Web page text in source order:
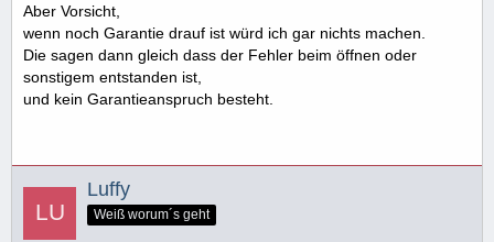
Aber Vorsicht,
wenn noch Garantie drauf ist würd ich gar nichts machen.
Die sagen dann gleich dass der Fehler beim öffnen oder
sonstigem entstanden ist,
und kein Garantieanspruch besteht.
Luffy
Weiß worum´s geht